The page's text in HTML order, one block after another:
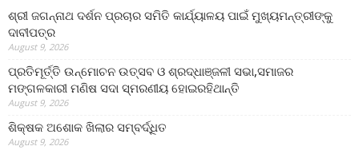
ଶ୍ରୀ ଜଗନ୍ନାଥ ଦର୍ଶନ ପ୍ରଚାର ସମିତି କାର୍ଯ୍ୟାଳୟ ପାଇଁ ମୁଖ୍ୟମନ୍ତ୍ରୀଙ୍କୁ
ଦାବୀପତ୍ର
August 9, 2026
ପ୍ରତିମୂର୍ତ୍ତି ଉନ୍ମୋଚନ ଉତ୍ସବ ଓ ଶ୍ରଦ୍ଧାଞ୍ଜଳୀ ସଭା,ସମାଜର
ମଙ୍ଗଳକାରୀ ମଣିଷ ସଦା ସ୍ମରଣୀୟ ହୋଇରହିଥାନ୍ତି
August 9, 2026
ଶିକ୍ଷକ ଅଶୋକ ଖିଲାର ସମ୍ବର୍ଦ୍ଧିତ
August 9, 2026